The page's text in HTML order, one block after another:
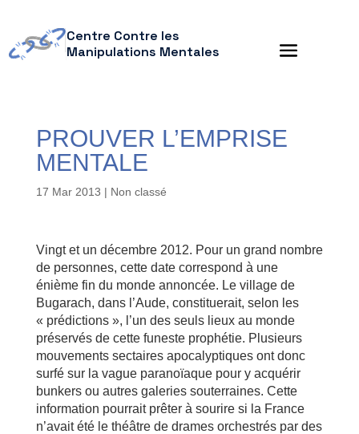
Centre Contre les
Manipulations Mentales
PROUVER L’EMPRISE
MENTALE
17 Mar 2013 | Non classé
Vingt et un décembre 2012. Pour un grand nombre
de personnes, cette date correspond à une
énième fin du monde annoncée. Le village de
Bugarach, dans l’Aude, constituerait, selon les
« prédictions », l’un des seuls lieux au monde
préservés de cette funeste prophétie. Plusieurs
mouvements sectaires apocalyptiques ont donc
surfé sur la vague paranoïaque pour y acquérir
bunkers ou autres galeries souterraines. Cette
information pourrait prêter à sourire si la France
n’avait été le théâtre de drames orchestrés par des